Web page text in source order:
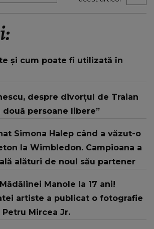
și cum poate fi utilizată în
despre divorțul de Traian
două persoane libere”
Simona Halep când a văzut-o
la Wimbledon. Campioana a
alături de noul său partener
Manole la 17 ani!
artiste a publicat o fotografie
Mircea Jr.